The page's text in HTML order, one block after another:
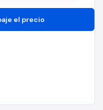
el precio